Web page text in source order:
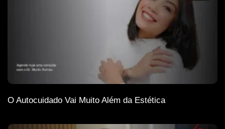
O Autocuidado Vai Muito Além da Estética